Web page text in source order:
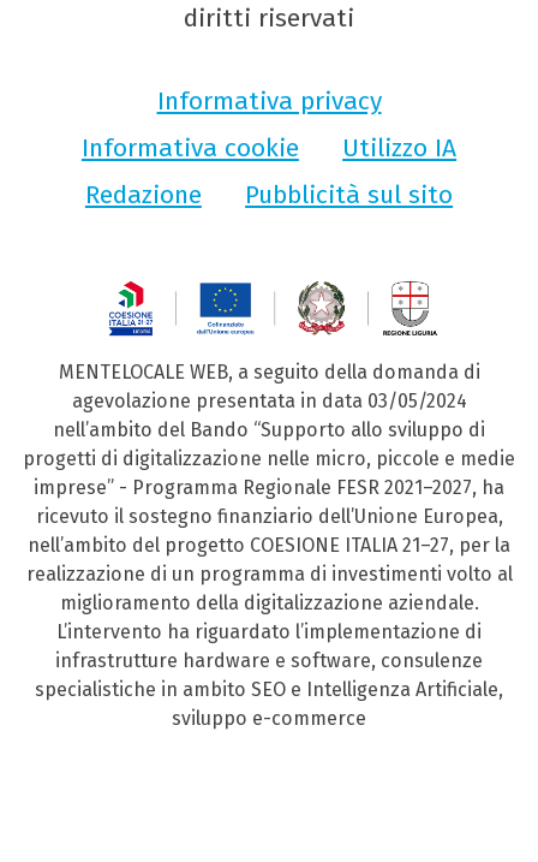
diritti riservati
Informativa privacy
Informativa cookie
Utilizzo IA
Redazione
Pubblicità sul sito
MENTELOCALE WEB, a seguito della domanda di
agevolazione presentata in data 03/05/2024
nell’ambito del Bando “Supporto allo sviluppo di
progetti di digitalizzazione nelle micro, piccole e medie
imprese” - Programma Regionale FESR 2021–2027, ha
ricevuto il sostegno finanziario dell’Unione Europea,
nell’ambito del progetto COESIONE ITALIA 21–27, per la
realizzazione di un programma di investimenti volto al
miglioramento della digitalizzazione aziendale.
L’intervento ha riguardato l’implementazione di
infrastrutture hardware e software, consulenze
specialistiche in ambito SEO e Intelligenza Artificiale,
sviluppo e-commerce